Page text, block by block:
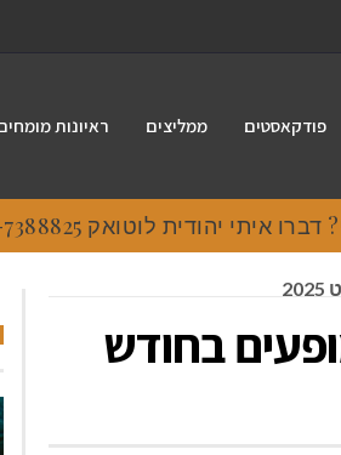
פודקאסטים ממליצים ראיונות
יהודית לוטואק 054-7388825.
בחודש